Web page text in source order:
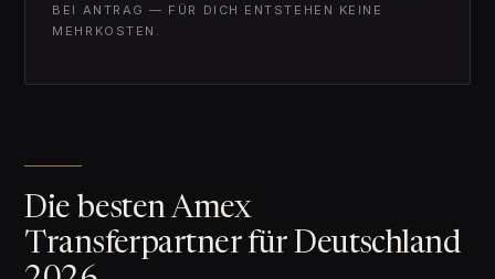
BEI ANTRAG — FÜR DICH ENTSTEHEN KEINE
MEHRKOSTEN.
Die besten Amex
Transferpartner für Deutschland